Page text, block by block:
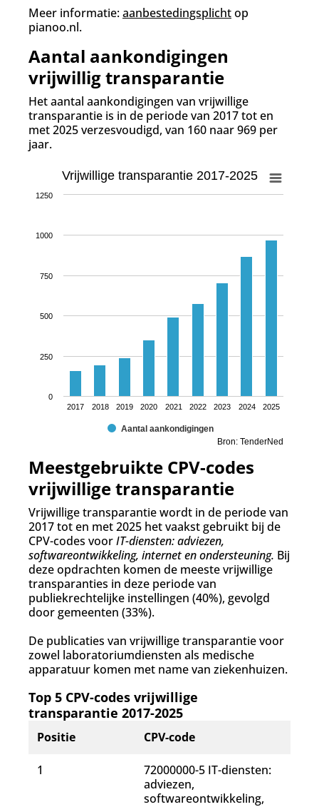
Meer informatie:aanbestedingsplichtop
pianoo.nl.
Aantal aankondigingen
vrijwillig transparantie
Het aantal aankondigingen van vrijwillige
transparantie is in de periode van 2017 tot en
met 2025 verzesvoudigd, van 160 naar 969 per
jaar.
Vrijwillige transparantie 2017-2025
Aantal aankondigingen
2017 2018 2019 2020 2021 2022 2023 2024 2025
0
250
500
750
1000
1250
Bron: TenderNed
Meestgebruikte CPV-codes
vrijwillige transparantie
Vrijwillige transparantie wordt in de periode van
2017 tot en met 2025 het vaakst gebruikt bij de
CPV-codes voorIT-diensten: adviezen,
softwareontwikkeling, internet en ondersteuning. Bij
deze opdrachten komen de meeste vrijwillige
transparanties in deze periode van
publiekrechtelijke instellingen (40%), gevolgd
door gemeenten (33%).
De publicaties van vrijwillige transparantie voor
zowel laboratoriumdiensten als medische
apparatuur komen met name van ziekenhuizen.
Top 5 CPV-codes vrijwillige
transparantie 2017-2025
Positie CPV-code
1
72000000-5 IT-diensten:
adviezen,
softwareontwikkeling,